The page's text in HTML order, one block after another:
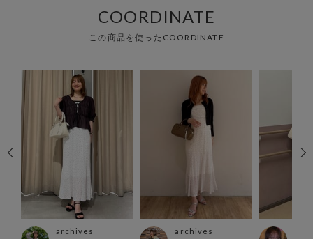
COORDINATE
この商品を使ったCOORDINATE
archives archives